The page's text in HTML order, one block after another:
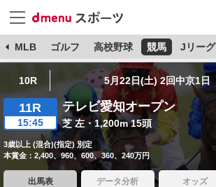
MLB ゴルフ 高校野球 競馬 Jリーグ
10R 5月22日(土) 2回中京1日
11R
15:45
テレビ愛知オープン
芝 左・1,200m 15頭
3歳以上 (混合)(指定) 別定
本賞金：2,400、960、600、360、240万円
出馬表 データ分析 オッズ